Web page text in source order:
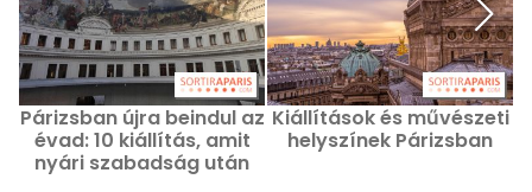
Párizsban újra beindul az
évad: 10 kiállítás, amit
nyári szabadság után
Kiállítások és művészeti
helyszínek Párizsban